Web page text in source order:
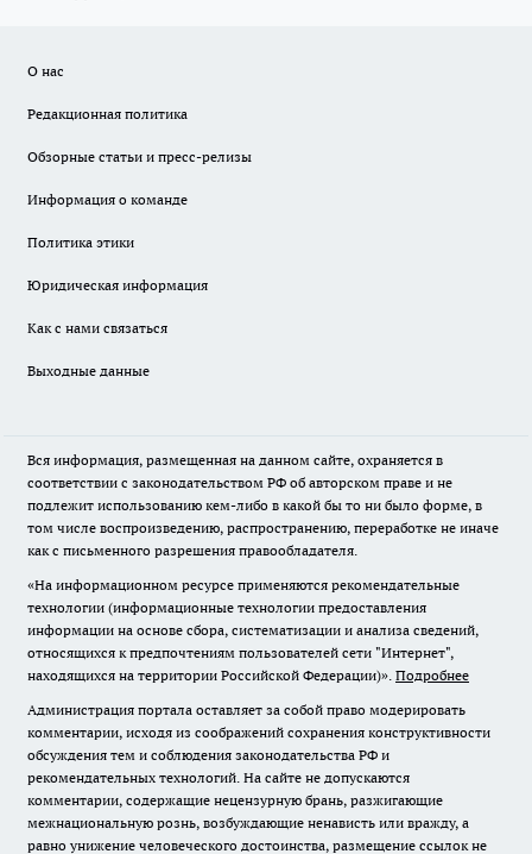
О нас
Редакционная политика
Обзорные статьи и пресс-релизы
Информация о команде
Политика этики
Юридическая информация
Как с нами связаться
Выходные данные
Вся информация, размещенная на данном сайте, охраняется в
соответствии с законодательством РФ об авторском праве и не
подлежит использованию кем-либо в какой бы то ни было форме, в
том числе воспроизведению, распространению, переработке не иначе
как с письменного разрешения правообладателя.
«На информационном ресурсе применяются рекомендательные
технологии (информационные технологии предоставления
информации на основе сбора, систематизации и анализа сведений,
относящихся к предпочтениям пользователей сети "Интернет",
находящихся на территории Российской Федерации)». Подробнее
Администрация портала оставляет за собой право модерировать
комментарии, исходя из соображений сохранения конструктивности
обсуждения тем и соблюдения законодательства РФ и
рекомендательных технологий. На сайте не допускаются
комментарии, содержащие нецензурную брань, разжигающие
межнациональную рознь, возбуждающие ненависть или вражду, а
равно унижение человеческого достоинства, размещение ссылок не